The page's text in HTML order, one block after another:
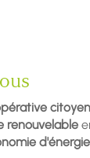
renouvelable